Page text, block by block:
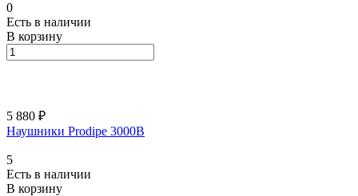
0
Есть в наличии
В корзину
5 880 ₽
Наушники Prodipe 3000B
5
Есть в наличии
В корзину